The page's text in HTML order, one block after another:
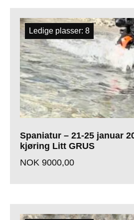
Spaniatur – 21-25 januar
kjøring Litt GRUS
NOK 9000,00
Ledige plasser: 8